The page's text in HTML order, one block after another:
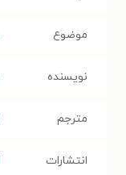
موضوع
نویسنده
مترجم
انتشارات